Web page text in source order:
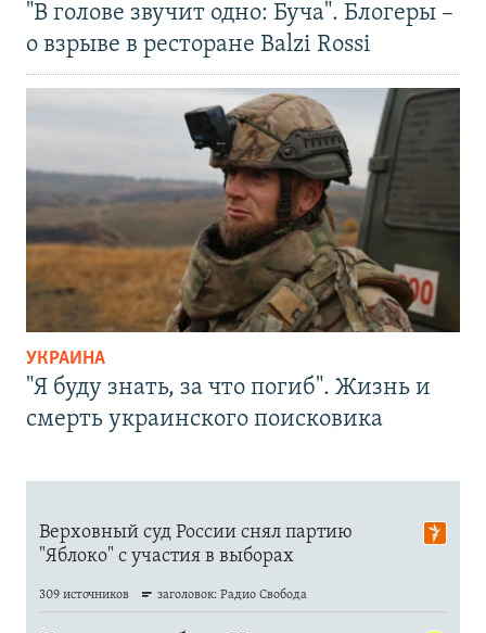
"В голове звучит одно: Буча". Блогеры –
о взрыве в ресторане Balzi Rossi
УКРАИНА
"Я буду знать, за что погиб". Жизнь и
смерть украинского поисковика